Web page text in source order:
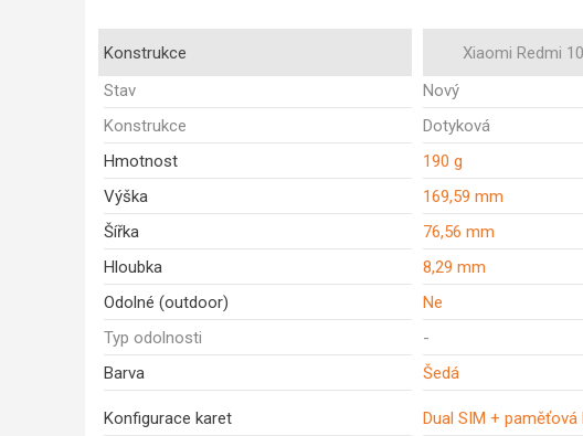
Konstrukce Xiaomi Redmi
Stav
Nový
Konstrukce
Dotyková
Hmotnost
190 g
Výška
169,59 mm
Šířka
76,56 mm
Hloubka
8,29 mm
Odolné (outdoor)
Ne
Typ odolnosti
-
Barva
Šedá
Konfigurace karet Dual SIM + paměťová